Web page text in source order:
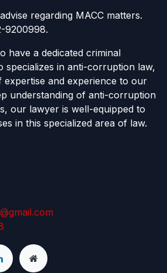
regarding MACC matters.
9200998.
have a dedicated criminal
specializes in anti-corruption law,
expertise and experience to our
understanding of anti-corruption
our lawyer is well-equipped to
in this specialized area of law.